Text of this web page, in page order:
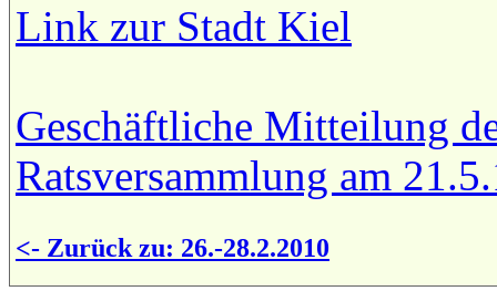
Link zur Stadt Kiel
Geschäftliche Mitteilung
Ratsversammlung am
<- Zurück zu: 26.-28.2.2010